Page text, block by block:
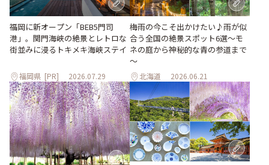
福岡に新オープン「BEB5門司
港」。関門海峡の絶景とレトロな
街並みに浸るトキメキ海峡ステイ
福岡県 [PR] 2026.07.29
梅雨の今こそ出かけたい♪雨が似
合う全国の絶景スポット6選～モ
ネの庭から神秘的な青の参道まで
～
北海道 2026.06.21